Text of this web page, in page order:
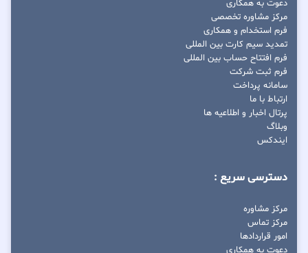
دعوت به همکاری
مرکز مشاوره تخصصی
فرم استخدام و همکاری
تمدید سیم کارت بین المللی
فرم افتتاح حساب بین المللی
فرم ثبت شرکت
سامانه پرداخت
ارتباط با ما
پرتال اخبار و اطلاعیه ها
وبلاگ
ایندکس
دسترسی سریع :
مرکز مشاوره
مرکز تماس
امور قراردادها
دعوت به همکاری